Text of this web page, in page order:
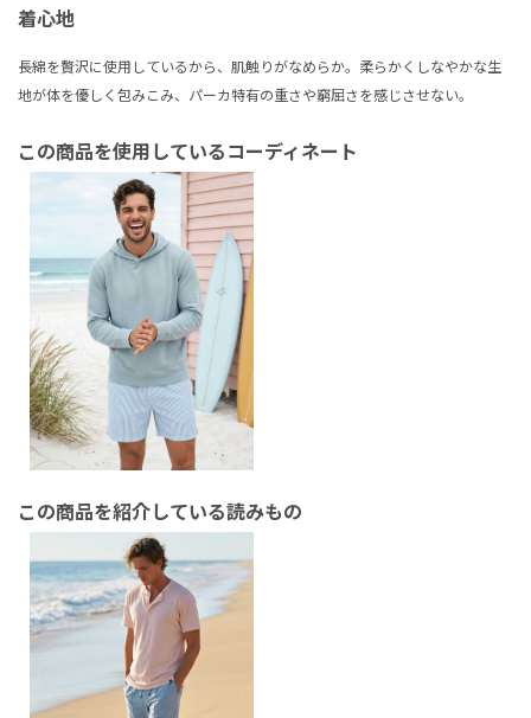
着心地
長綿を贅沢に使用しているから、肌触りがなめらか。柔らかくしなやかな生
地が体を優しく包みこみ、パーカ特有の重さや窮屈さを感じさせない。
この商品を使用しているコーディネート
この商品を紹介している読みもの